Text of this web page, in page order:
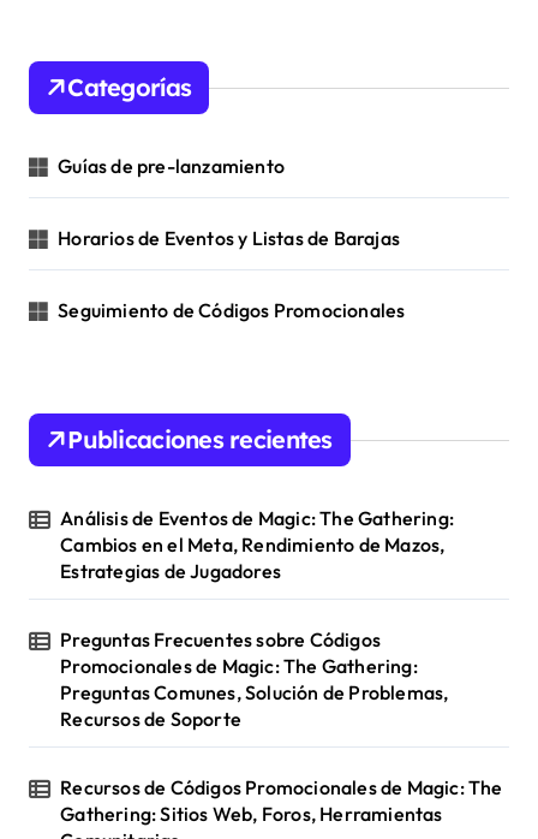
n
h
o
:
Categorías
Guías de pre-lanzamiento
Horarios de Eventos y Listas de Barajas
Seguimiento de Códigos Promocionales
Publicaciones recientes
Análisis de Eventos de Magic: The Gathering:
Cambios en el Meta, Rendimiento de Mazos,
Estrategias de Jugadores
Preguntas Frecuentes sobre Códigos
Promocionales de Magic: The Gathering:
Preguntas Comunes, Solución de Problemas,
Recursos de Soporte
Recursos de Códigos Promocionales de Magic: The
Gathering: Sitios Web, Foros, Herramientas